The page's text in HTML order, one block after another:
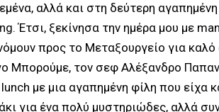
αλλά και στη δεύτερη
Έτσι, ξεκίνησα την ημέρα μου με
προς το Μεταξουργείο για
Μπορούμε, τον σεφ Αλέξανδρο
με μια αγαπημένη φίλη που είχα
για ένα πολύ μυστηριώδες, αλλά